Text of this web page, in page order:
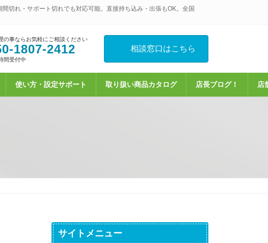
切れ・サポート切れでも対応可能。直接持ち込み・出張もOK。全国
の事ならお気軽にご相談ください
1807-2412
間受付中
相談窓口はこちら
使い方・設定サポート 取り扱い商品カタログ 店長ブログ！ 店
サイトメニュー